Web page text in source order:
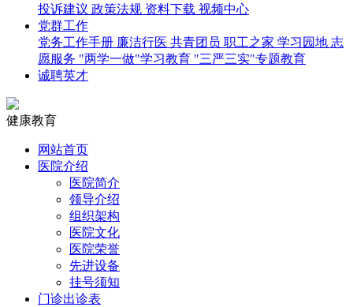
投诉建议 政策法规 资料下载 视频中心
党群工作
党务工作手册 廉洁行医 共青团员 职工之家 学习园地 志
愿服务 "两学一做"学习教育 "三严三实"专题教育
诚聘英才
健康教育
网站首页
医院介绍
医院简介
领导介绍
组织架构
医院文化
医院荣誉
先进设备
挂号须知
门诊出诊表